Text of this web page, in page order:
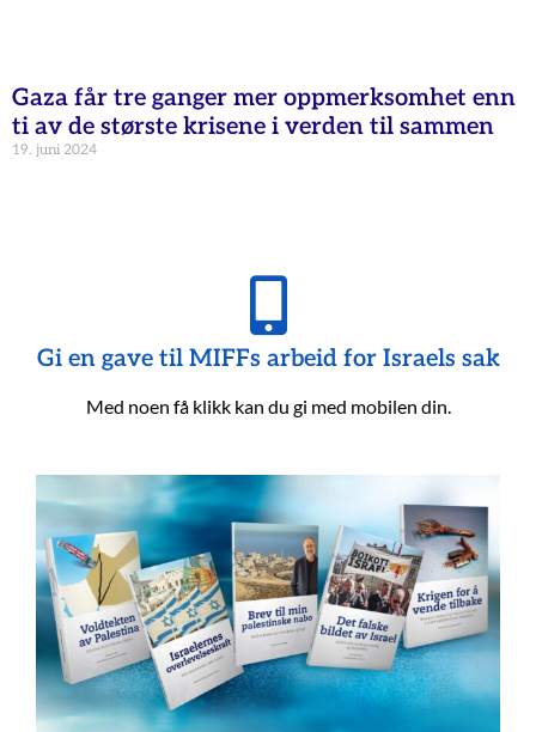
Gaza får tre ganger mer oppmerksomhet enn
ti av de største krisene i verden til sammen
19. juni 2024
Gi en gave til MIFFs arbeid for Israels sak
Med noen få klikk kan du gi med mobilen din.